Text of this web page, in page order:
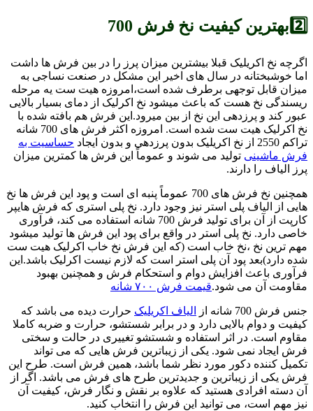
2️⃣بهترین کیفیت نخ فرش 700
اگرچه نخ اکریلیک قبلا بیشترین میزان پرز را در بین فرش ها داشت
اما خوشبختانه در سال های اخیر این مشکل در صنعت نساجی به
میزان قابل توجهی برطرف شده است،امروزه هیت ست یه مرحله
ریسندگی نخ هست که باعث میشود نخ اکرلیک از دمای بسیار بالایی
عبور کند و پرزدهی این نخ از بین میرود.این فرش هم بافته شده با
نخ اکرلیک هیت ست شده است. امروزه اکثر فرش های 700 شانه
تراکم 2550 از نخ اکریلیک بدون پرزدهی و بدون ایجاد
حساسیت به
فرش ماشینی تولید می شوند و عموماً این فرش ها کمترین میزان
پرز الیاف را دارند.
همچنین نخ فرش های 700 عموماً پنبه ای است و پود این فرش ها نخ
هایی از الیاف پلی استر نیز وجود دارد. نخ پلی استری که فرش هایپر
کارپت از آن برای تولید فرش 700 شانه استفاده می کند، فرآوری
خاصی دارد. نخ پلی استر در واقع برای پود این فرش ها تولید میشود
مهم ترین نخ ،نخ خاب است (که این فرش نخ خاب اکرلیک هیت ست
شده دارد)بعد پود آن پلی استر است که لازم نیست اکرلیک باشد.این
فرآوری باعث افزایش دوام و استحکام فرش و همچنین بهبود
مقاومت آن می شود.قیمت فرش ۷۰۰ شانه
جنس فرش 700 شانه از الیاف اکریلیک حرارت دیده می باشد که
کیفیت و دوام بالایی دارد و در برابر شستشو، حرارت و ضربه کاملا
مقاوم است. در اثر استفاده و شستشو تغییری در حالت و سختی
فرش ایجاد نمی شود. یکی از زیباترین فرش هایی که می تواند
تکمیل کننده دکور مورد نظر شما باشد، همین فرش است. طرح این
فرش یکی از زیباترین و جدیدترین طرح های فرش می باشد. اگر از
آن دسته افرادی هستید که علاوه بر نقش و نگار فرش، کیفیت آن
نیز مهم است، می توانید این فرش را انتخاب کنید.